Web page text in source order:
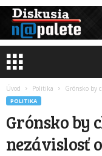
Úvod Politika Grónsko by
POLITIKA
Grónsko by
nezávislosť